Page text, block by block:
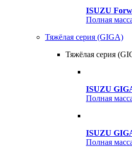
ISUZU
Полная
Тяжёлая серия (GIGA)
Тяжёлая серия
ISUZU
Полная
ISUZU
Полная